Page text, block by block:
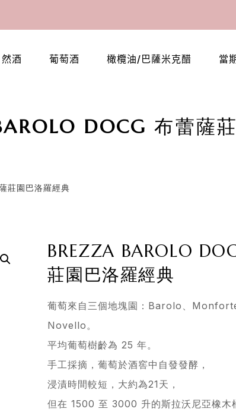
酒 葡萄酒 橄欖油/巴薩米克醋 當
DOCG 布蕾薩
莊園巴洛羅經典
BREZZA BAROLO
莊園巴洛羅經典
葡萄來自三個地塊園：Barolo、
Novello。
平均葡萄樹齡為 25 年。
手工採摘，葡萄於酒窖中自發發酵，
浸漬時間較短，大約為21天，
但在 1500 至 3000 升的斯拉沃尼亞橡木